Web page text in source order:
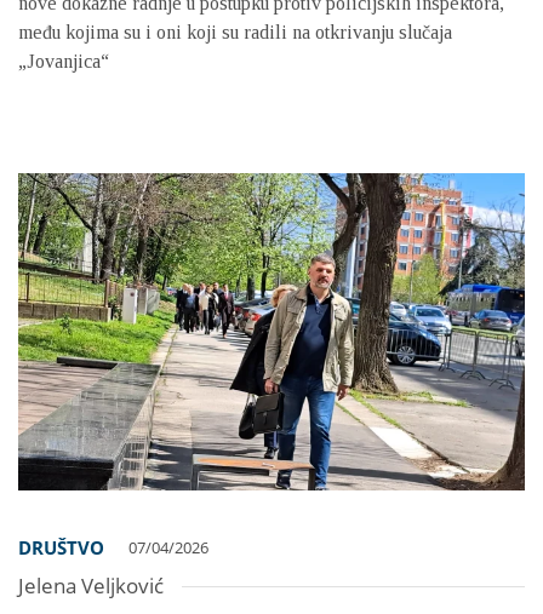
među kojima su i oni koji su radili na otkrivanju slučaja
„Jovanjica“
DRUŠTVO 07/04/2026
Jelena Veljković